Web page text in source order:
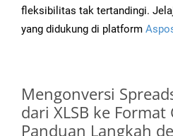
fleksibilitas tak tertandingi.
yang didukung di platform
Mengonversi
dari XLSB ke Format
Panduan Langkah